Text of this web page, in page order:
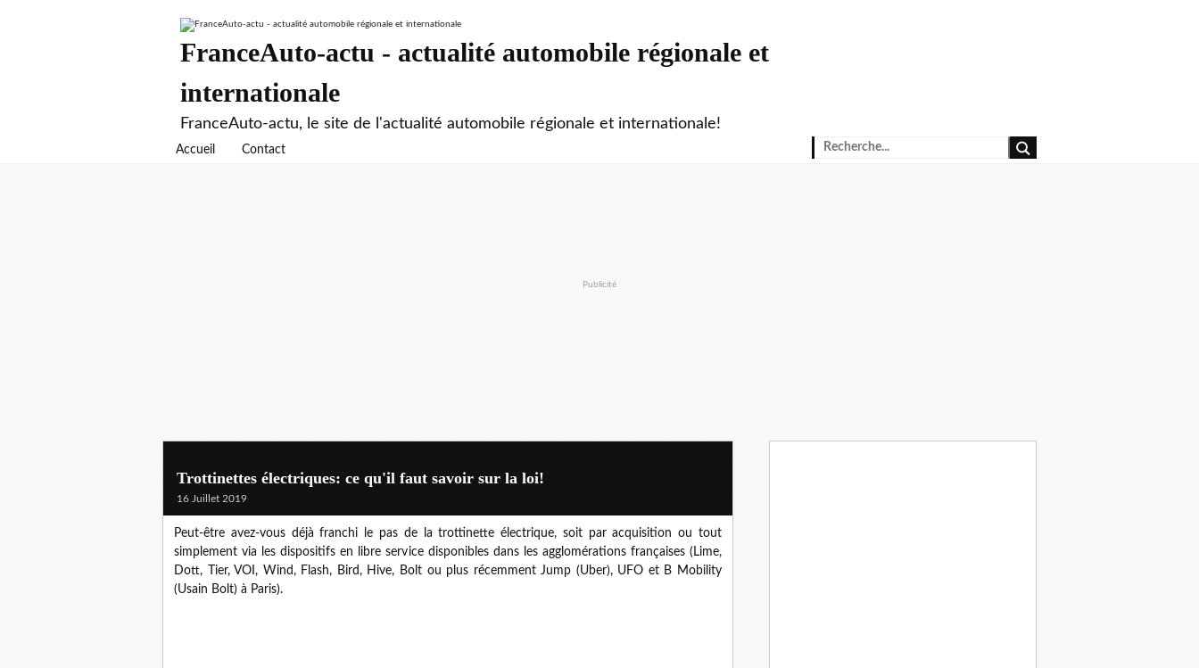
FranceAuto-actu - actualité automobile régionale et
internationale
FranceAuto-actu, le site de l'actualité automobile régionale et internationale!
Accueil Contact
Publicité
Trottinettes électriques: ce qu'il faut savoir sur la loi!
16 Juillet 2019
Peut-être avez-vous déjà franchi le pas de la trottinette électrique, soit par acquisition ou tout
simplement via les dispositifs en libre service disponibles dans les agglomérations françaises (Lime,
Dott, Tier, VOI, Wind, Flash, Bird, Hive, Bolt ou plus récemment Jump (Uber), UFO et B Mobility
(Usain Bolt) à Paris).